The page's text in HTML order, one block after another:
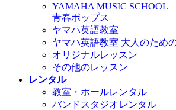
YAMAHA MUSIC SCHOOL
青春ポップス
ヤマハ英語教室
ヤマハ英語教室 大人のため
オリジナルレッスン
その他のレッスン
レンタル
教室・ホールレンタル
バンドスタジオレンタル